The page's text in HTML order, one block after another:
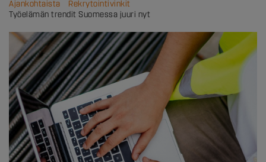
Ajankohtaista
Rekrytointivinkit
Työelämän trendit Suomessa juuri nyt